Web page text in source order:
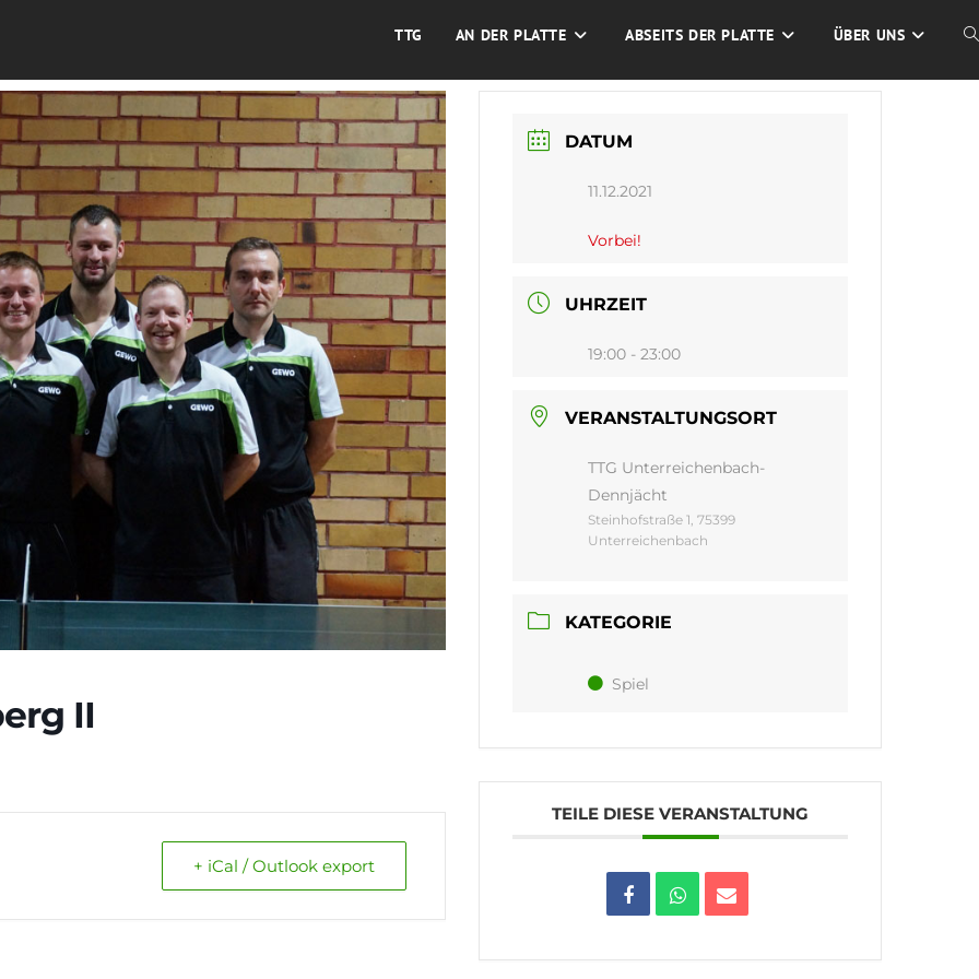
TTG AN DER PLATTE ABSEITS DER PLATTE ÜBER UNS
II
+ iCal / Outlook export
DATUM
11.12.2021
Vorbei!
UHRZEIT
19:00 - 23:00
VERANSTALTUNGSORT
TTG Unterreichenbach-
Dennjächt
Steinhofstraße 1, 75399
Unterreichenbach
KATEGORIE
Spiel
TEILE DIESE VERANSTALTUNG